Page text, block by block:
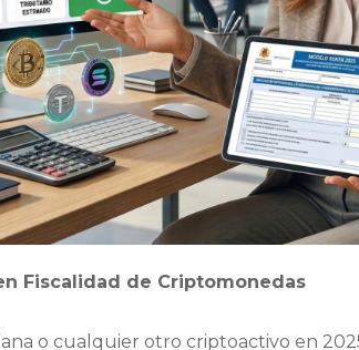
Fiscalidad de Criptomonedas
o cualquier otro criptoactivo en